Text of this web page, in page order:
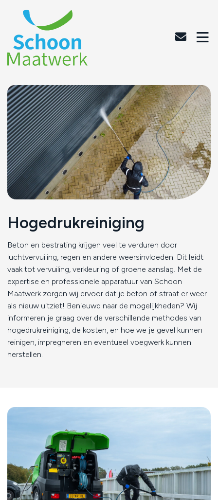
Hogedrukreiniging
Beton en bestrating krijgen veel te verduren door
luchtvervuiling, regen en andere weersinvloeden. Dit leidt
vaak tot vervuiling, verkleuring of groene aanslag. Met de
expertise en professionele apparatuur van Schoon
Maatwerk zorgen wij ervoor dat je beton of straat er weer
als nieuw uitziet! Benieuwd naar de mogelijkheden? Wij
informeren je graag over de verschillende methodes van
hogedrukreiniging, de kosten, en hoe we je gevel kunnen
reinigen, impregneren en eventueel voegwerk kunnen
herstellen.